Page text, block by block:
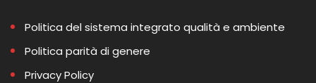
Politica del sistema integrato qualità e ambiente
Politica parità di genere
Privacy Policy